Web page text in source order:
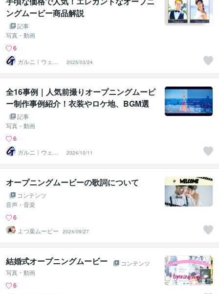
ングムービー商品解説
記事
写真・動画
6
ガルニ｜ウェデ
ィングムービー
＆ギフト
2025/03/24
全16事例｜人気前撮りオープニングムービ
ー制作事例紹介！衣装やロケ地、BGM選
びの参考になります
記事
写真・動画
6
ガルニ｜ウェデ
ィングムービー
＆ギフト
2024/10/11
オープニングムービーの歌詞について
コンテンツ
音声・音楽
6
よつ葉ムービー
2024/09/27
結婚式オープニングムービー
コンテンツ
写真・動画
6